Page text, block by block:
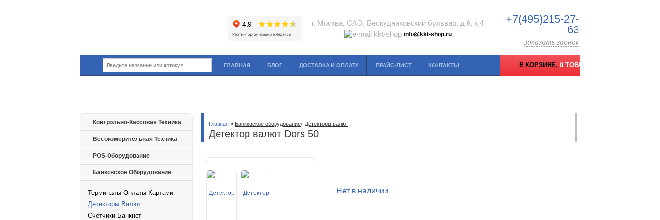
г. Москва, САО, Бескудниковский бульвар, д.6, к.4
info@kkt-shop.ru
+7(495)215-27-
63
Заказать звонок
ГЛАВНАЯ БЛОГ ДОСТАВКА И ОПЛАТА ПРАЙС-ЛИСТ КОНТАКТЫ В КОРЗИНЕ, 0 ТОВАРОВ
Контрольно-Кассовая Техника
Весоизмерительная Техника
POS-Оборудование
Банковское Оборудование
Терминалы Оплаты Картами
Детекторы Валют
Счетчики Банкнот
Главная » Банковское оборудование» Детекторы валют
Детектор валют Dors 50
Нет в наличии